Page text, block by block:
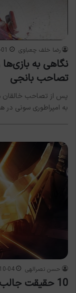
رضا خلف چعباوی
نگاهی به
تصاحب بانجی
پس از تصاحب خالقان
به امپراطوری سونی در
حسن نصرالهی 04
10 حقیقت جالب توجه در مورد فرانچایز Halo